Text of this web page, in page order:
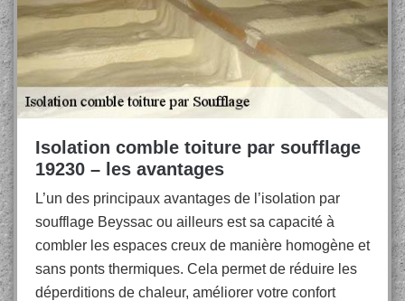
Isolation comble toiture par soufflage
19230 – les avantages
L’un des principaux avantages de l’isolation par
soufflage Beyssac ou ailleurs est sa capacité à
combler les espaces creux de manière homogène et
sans ponts thermiques. Cela permet de réduire les
déperditions de chaleur, améliorer votre confort